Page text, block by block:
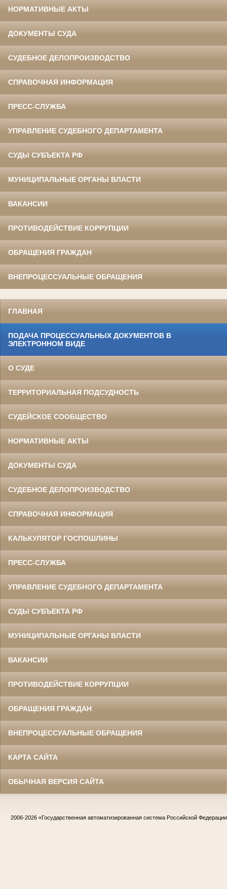
НОРМАТИВНЫЕ АКТЫ
ДОКУМЕНТЫ СУДА
СУДЕБНОЕ ДЕЛОПРОИЗВОДСТВО
СПРАВОЧНАЯ ИНФОРМАЦИЯ
ПРЕСС-СЛУЖБА
УПРАВЛЕНИЕ СУДЕБНОГО ДЕПАРТАМЕНТА
СУДЫ СУБЪЕКТА РФ
МУНИЦИПАЛЬНЫЕ ОРГАНЫ ВЛАСТИ
ВАКАНСИИ
ПРОТИВОДЕЙСТВИЕ КОРРУПЦИИ
ОБРАЩЕНИЯ ГРАЖДАН
ВНЕПРОЦЕССУАЛЬНЫЕ ОБРАЩЕНИЯ
ГЛАВНАЯ
ПОДАЧА ПРОЦЕССУАЛЬНЫХ ДОКУМЕНТОВ В
ЭЛЕКТРОННОМ ВИДЕ
О СУДЕ
ТЕРРИТОРИАЛЬНАЯ ПОДСУДНОСТЬ
СУДЕЙСКОЕ СООБЩЕСТВО
НОРМАТИВНЫЕ АКТЫ
ДОКУМЕНТЫ СУДА
СУДЕБНОЕ ДЕЛОПРОИЗВОДСТВО
СПРАВОЧНАЯ ИНФОРМАЦИЯ
КАЛЬКУЛЯТОР ГОСПОШЛИНЫ
ПРЕСС-СЛУЖБА
УПРАВЛЕНИЕ СУДЕБНОГО ДЕПАРТАМЕНТА
СУДЫ СУБЪЕКТА РФ
МУНИЦИПАЛЬНЫЕ ОРГАНЫ ВЛАСТИ
ВАКАНСИИ
ПРОТИВОДЕЙСТВИЕ КОРРУПЦИИ
ОБРАЩЕНИЯ ГРАЖДАН
ВНЕПРОЦЕССУАЛЬНЫЕ ОБРАЩЕНИЯ
КАРТА САЙТА
ОБЫЧНАЯ ВЕРСИЯ САЙТА
2006-2026 «Государственная автоматизированная система Российской